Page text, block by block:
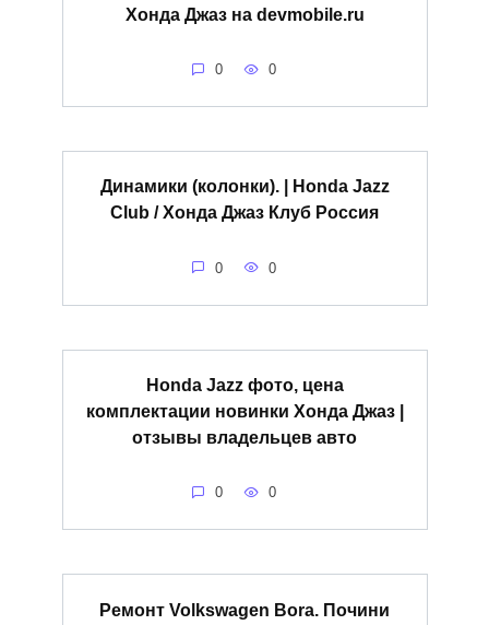
Хонда Джаз на devmobile.ru
0 0
Динамики (колонки). | Honda Jazz
Club / Хонда Джаз Клуб Россия
0 0
Honda Jazz фото, цена
комплектации новинки Хонда Джаз |
отзывы владельцев авто
0 0
Ремонт Volkswagen Bora. Почини